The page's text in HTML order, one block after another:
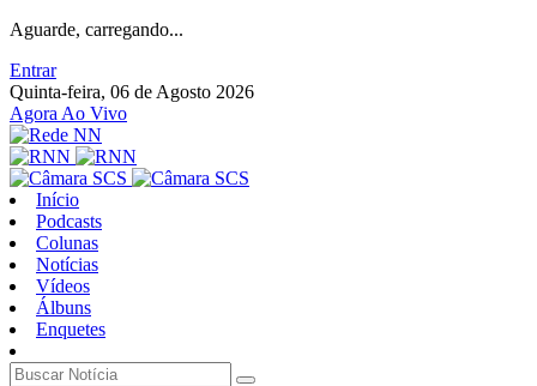
Aguarde, carregando...
Entrar
Quinta-feira, 06 de Agosto 2026
Agora Ao Vivo
Início
Podcasts
Colunas
Notícias
Vídeos
Álbuns
Enquetes